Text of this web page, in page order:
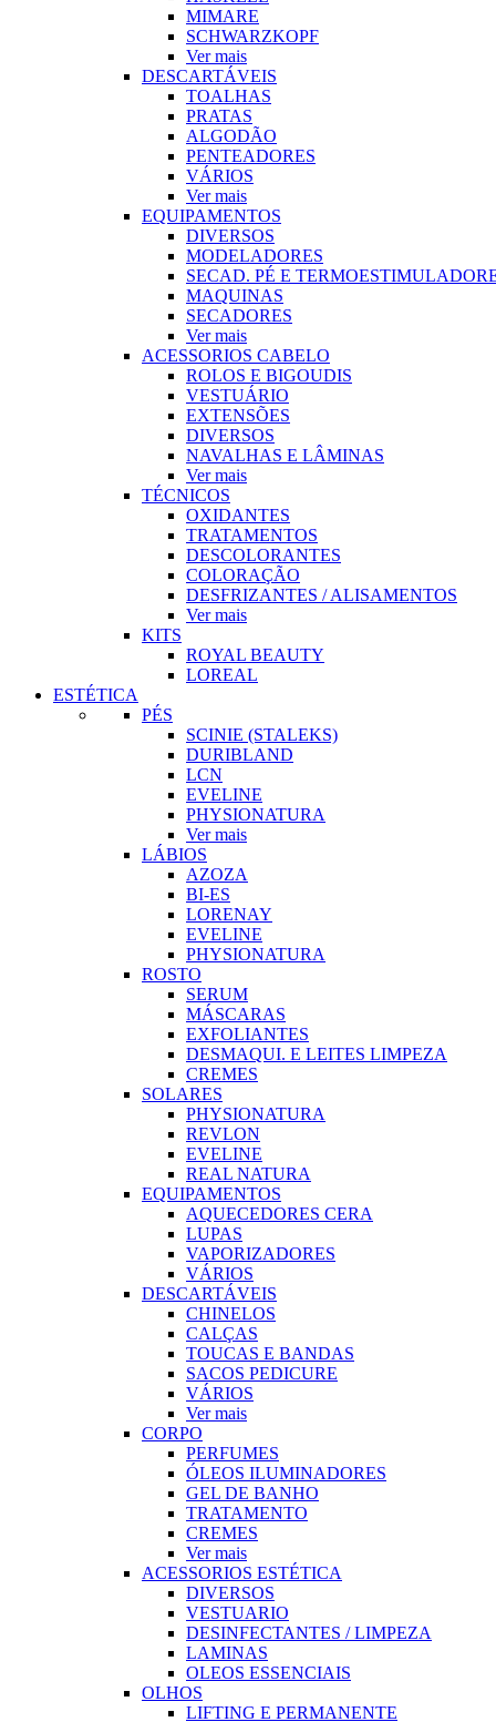
MIMARE
SCHWARZKOPF
Ver mais
DESCARTÁVEIS
TOALHAS
PRATAS
ALGODÃO
PENTEADORES
VÁRIOS
Ver mais
EQUIPAMENTOS
DIVERSOS
MODELADORES
SECAD. PÉ E
MAQUINAS
SECADORES
Ver mais
ACESSORIOS CABELO
ROLOS E BIGOUDIS
VESTUÁRIO
EXTENSÕES
DIVERSOS
NAVALHAS E LÂMINAS
Ver mais
TÉCNICOS
OXIDANTES
TRATAMENTOS
DESCOLORANTES
COLORAÇÃO
DESFRIZANTES / ALISAMENTOS
Ver mais
KITS
ROYAL BEAUTY
LOREAL
ESTÉTICA
PÉS
SCINIE (STALEKS)
DURIBLAND
LCN
EVELINE
PHYSIONATURA
Ver mais
LÁBIOS
AZOZA
BI-ES
LORENAY
EVELINE
PHYSIONATURA
ROSTO
SERUM
MÁSCARAS
EXFOLIANTES
DESMAQUI. E LEITES LIMPEZA
CREMES
SOLARES
PHYSIONATURA
REVLON
EVELINE
REAL NATURA
EQUIPAMENTOS
AQUECEDORES CERA
LUPAS
VAPORIZADORES
VÁRIOS
DESCARTÁVEIS
CHINELOS
CALÇAS
TOUCAS E BANDAS
SACOS PEDICURE
VÁRIOS
Ver mais
CORPO
PERFUMES
ÓLEOS ILUMINADORES
GEL DE BANHO
TRATAMENTO
CREMES
Ver mais
ACESSORIOS ESTÉTICA
DIVERSOS
VESTUARIO
DESINFECTANTES / LIMPEZA
LAMINAS
OLEOS ESSENCIAIS
OLHOS
LIFTING E PERMANENTE